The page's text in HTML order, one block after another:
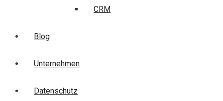
CRM
Blog
Unternehmen
Datenschutz